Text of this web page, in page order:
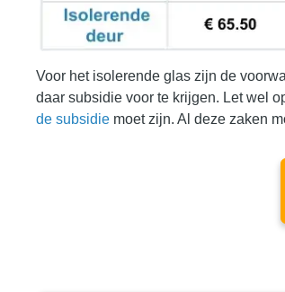
Voor het isolerende glas zijn de
daar subsidie voor te krijgen. Let wel
de subsidie moet zijn. Al deze zaken